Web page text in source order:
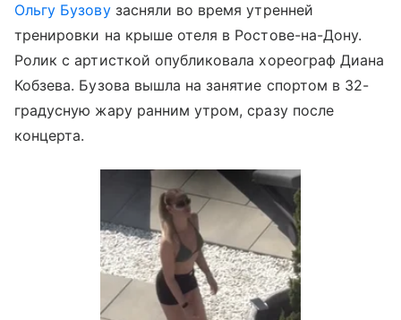
Ольгу Бузовузасняли во время утренней
тренировки на крыше отеля в Ростове-на-Дону.
Ролик с артисткой опубликовала хореограф Диана
Кобзева. Бузова вышла на занятие спортом в 32-
градусную жару ранним утром, сразу после
концерта.